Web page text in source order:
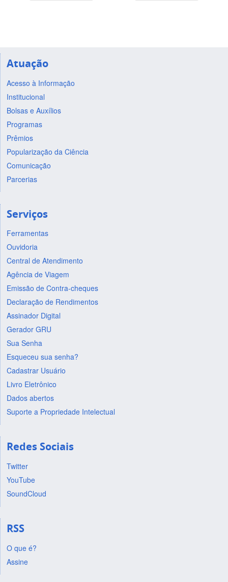
Atuação
Acesso à Informação
Institucional
Bolsas e Auxílios
Programas
Prêmios
Popularização da Ciência
Comunicação
Parcerias
Serviços
Ferramentas
Ouvidoria
Central de Atendimento
Agência de Viagem
Emissão de Contra-cheques
Declaração de Rendimentos
Assinador Digital
Gerador GRU
Sua Senha
Esqueceu sua senha?
Cadastrar Usuário
Livro Eletrônico
Dados abertos
Suporte a Propriedade Intelectual
Redes Sociais
Twitter
YouTube
SoundCloud
RSS
O que é?
Assine